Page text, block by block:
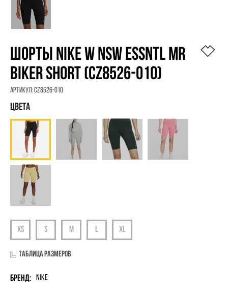
ШОРТЫ NIKE W NSW ESSNTL MR
BIKER SHORT (CZ8526-010)
Артикул:CZ8526-010
Таблица размеров
Бренд: Nike